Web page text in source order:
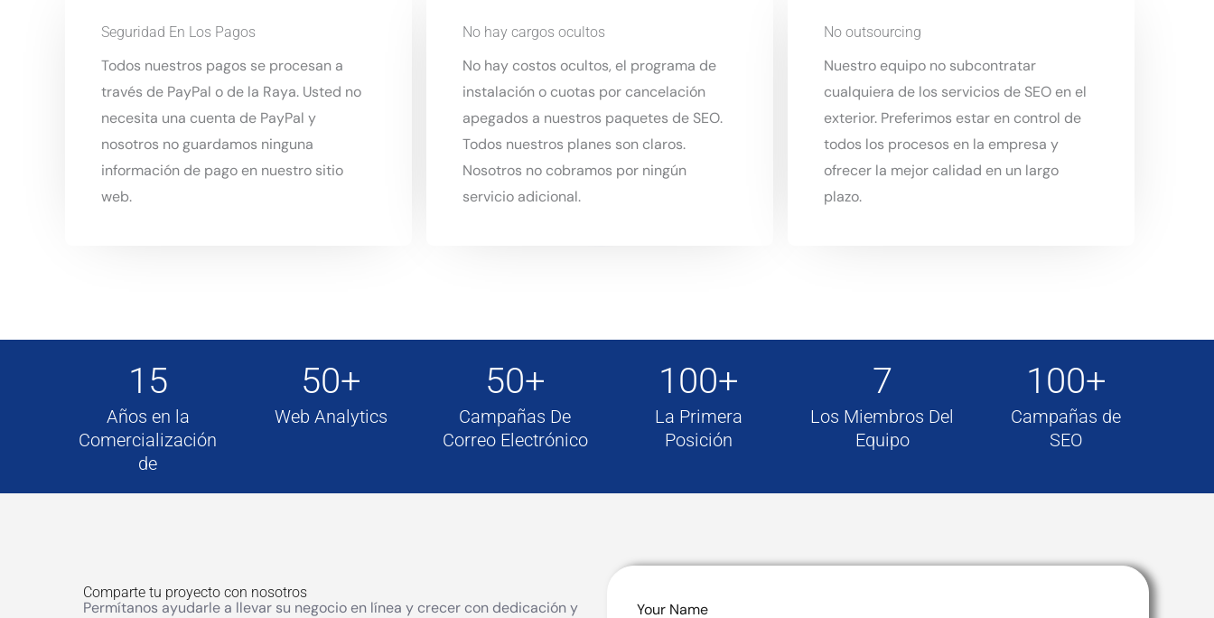
Seguridad En Los Pagos
Todos nuestros pagos se procesan a
través de PayPal o de la Raya. Usted no
necesita una cuenta de PayPal y
nosotros no guardamos ninguna
información de pago en nuestro sitio
web.
No hay cargos ocultos
No hay costos ocultos, el programa de
instalación o cuotas por cancelación
apegados a nuestros paquetes de SEO.
Todos nuestros planes son claros.
Nosotros no cobramos por ningún
servicio adicional.
No outsourcing
Nuestro equipo no subcontratar
cualquiera de los servicios de SEO en el
exterior. Preferimos estar en control de
todos los procesos en la empresa y
ofrecer la mejor calidad en un largo
plazo.
15
Años en la
Comercialización
de
50+
Web Analytics
50+
Campañas De
Correo Electrónico
100+
La Primera
Posición
7
Los Miembros Del
Equipo
100+
Campañas de
SEO
Comparte tu proyecto con nosotros
Permítanos ayudarle a llevar su negocio en línea y crecer con dedicación y